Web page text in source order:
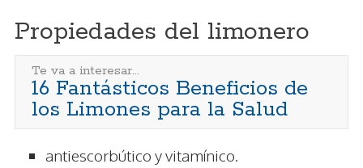
Propiedades del limonero
Te va a interesar...
16 Fantásticos Beneficios de
los Limones para la Salud
antiescorbútico y vitamínico.